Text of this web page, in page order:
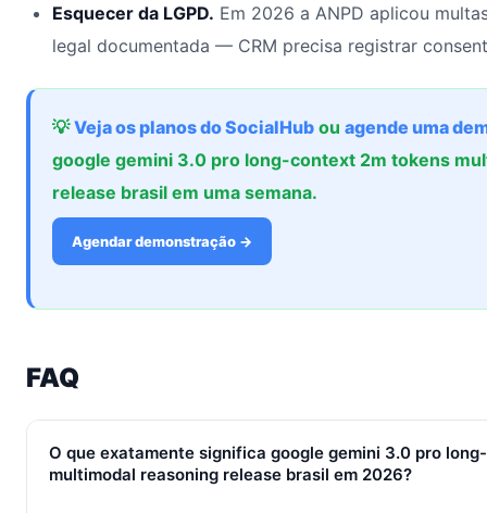
Esquecer da LGPD. Em 2026 a ANPD aplicou
legal documentada — CRM precisa registrar
💡Veja os planos do SocialHub ou agende uma
google gemini 3.0 pro long-context 2m tokens
release brasil em uma semana.
Agendar demonstração →
FAQ
O que exatamente significa google gemini 3.0 pro
multimodal reasoning release brasil em 2026?